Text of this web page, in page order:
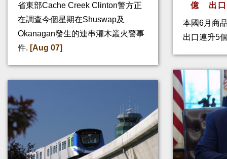
省東部Cache Creek Clinton警方正
在調查今個星期在Shuswap及
Okanagan發生的連串灌木叢火警事
件. [Aug 07]
億 出口
本國6月商
出口連升5